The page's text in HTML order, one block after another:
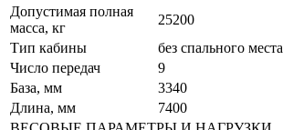
Допустимая полная
масса, кг
25200
Тип кабины
без спального места
Число передач
9
База, мм
3340
Длина, мм
7400